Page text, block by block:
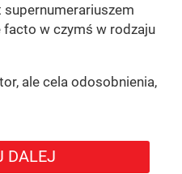
supernumerariuszem
facto w czymś w rodzaju
ale cela odosobnienia,
DALEJ